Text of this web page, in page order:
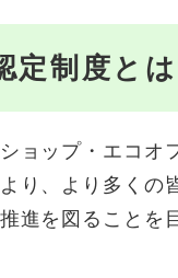
定制度とは
ョップ・エコオ
り、より多くの
進を図ることを